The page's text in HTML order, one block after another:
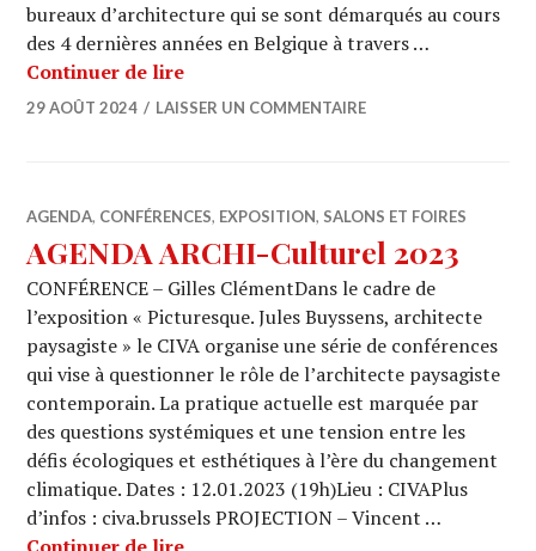
bureaux d’architecture qui se sont démarqués au cours
des 4 dernières années en Belgique à travers …
Continuer de lireAGENDA ARCHI-CULTUREL 2024
29 AOÛT 2024 LAISSER UN COMMENTAIRE
AGENDA, CONFÉRENCES, EXPOSITION, SALONS ET FOIRES
AGENDA ARCHI-Culturel 2023
CONFÉRENCE – Gilles ClémentDans le cadre de
l’exposition « Picturesque. Jules Buyssens, architecte
paysagiste » le CIVA organise une série de conférences
qui vise à questionner le rôle de l’architecte paysagiste
contemporain. La pratique actuelle est marquée par
des questions systémiques et une tension entre les
défis écologiques et esthétiques à l’ère du changement
climatique. Dates : 12.01.2023 (19h)Lieu : CIVAPlus
d’infos : civa.brussels PROJECTION – Vincent …
AGENDA ARCHI-Culturel 2023